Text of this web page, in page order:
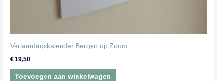
Verjaardagskalender Bergen op Zoom
€ 19,50
Toevoegen aan winkelwagen